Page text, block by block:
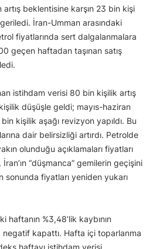
beklentisine karşın 23 bin kişi
geriledi. İran-Umman arasındaki
fiyatlarında sert dalgalanmalara
geçen haftadan taşınan satış
istihdam verisi 80 bin kişilik artış
düşüşle geldi; mayıs-haziran
kişilik aşağı revizyon yapıldı. Bu
dair belirsizliği artırdı. Petrolde
olunduğu açıklamaları fiyatları
“düşmanca” gemilerin geçişini
sonunda fiyatları yeniden yukarı
haftanın %3,48’lik kaybının
negatif kapattı. Hafta içi toparlanma
haftayı istihdam verisi